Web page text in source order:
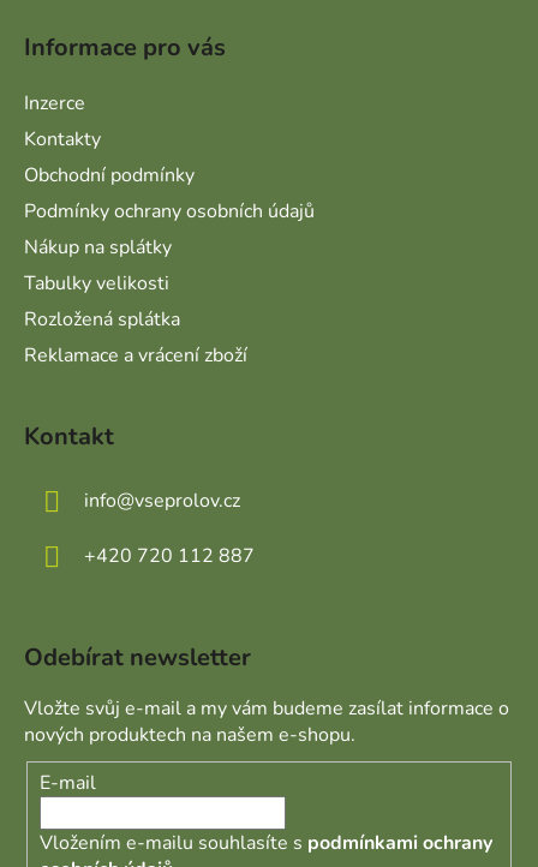
Informace pro vás
Inzerce
Kontakty
Obchodní podmínky
Podmínky ochrany osobních údajů
Nákup na splátky
Tabulky velikosti
Rozložená splátka
Reklamace a vrácení zboží
Kontakt
info@vseprolov.cz
+420 720 112 887
Odebírat newsletter
Vložte svůj e-mail a my vám budeme zasílat informace o
nových produktech na našem e-shopu.
E-mail
Vložením e-mailu souhlasíte s podmínkami ochrany